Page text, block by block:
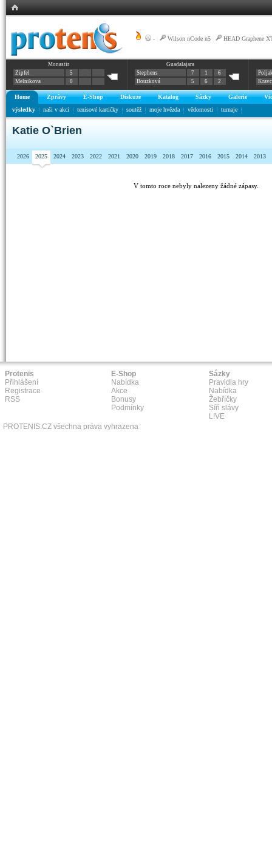
- Wilson nCode n5 HEAD Graphene
Monastir
Zipfel
5
Melnikova
0
Guadalajara
Stephens
7 1
6
Bouzková
5 6 2
Home Zprávy E-Shop Diskuze Katalog Sázky Galerie
výsledky
naši v akci tenisové kartičky soutěž moje hvězda vědomosti turnaje
Katie O`Brien
2026 2025 2024 2023 2022 2021 2020 2019 2018 2017 2016 2015 2014 2013
V tomto roce nebyly nalezeny žádné zápasy.
Protenis
Přihlášení
Registrace
RSS
E-Shop
Nabídka
Akce
Bonusy
Podmínky
Sázky
Pravidla hry
Nabídka
Žebříčky
Síň slávy
L!VE
PROTENIS.CZ všechna práva vyhrazena